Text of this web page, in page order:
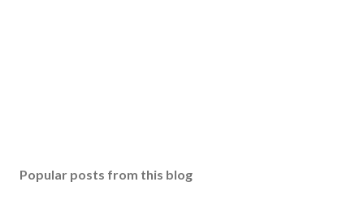
Popular posts from this blog